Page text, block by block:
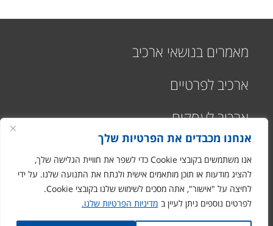
אנחנו מכבדים את הפרטיות שלך
אנו משתמשים בקובצי Cookie כדי לשפר את חוויית הגלישה שלך,
להציג מודעות או תוכן מותאמים אישית ולנתח את התנועה שלנו. על ידי
לחיצה על "אישור", אתה מסכים לשימוש שלנו בקובצי Cookie.
לפרטים נוספים ניתן לעיין ב מדיניות הפרטיות שלנו.
מאמרים בנושאי ארכיב
ארכיב לפרטיים
ארכיב לעסקים
רח' התעשיה 1
מבוא חורון